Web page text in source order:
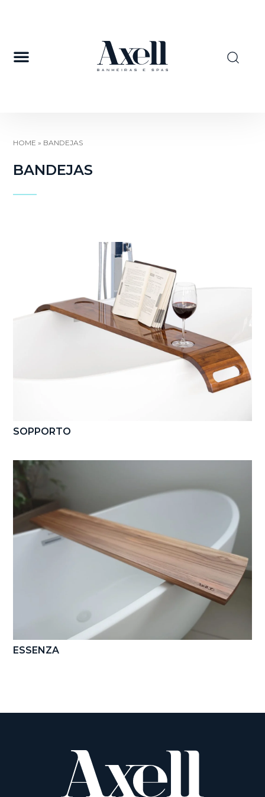
HOME » BANDEJAS
BANDEJAS
SOPPORTO
ESSENZA